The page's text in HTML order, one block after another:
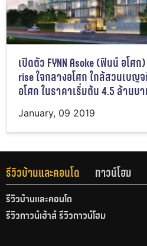
เปิดตัว FYNN Asoke (ฟินน์ อโศก
rise ใจกลางอโศก ใกล้สวนเบญจ
อโศก ในราคาเริ่มต้น 4.5 ล้านบ
January, 09 2019
รีวิวบ้านและคอนโด ทาวน์โฮม
รีวิวบ้านและคอนโด
รีวิวทาวน์เฮ้าส์ รีวิวทาวน์โฮม